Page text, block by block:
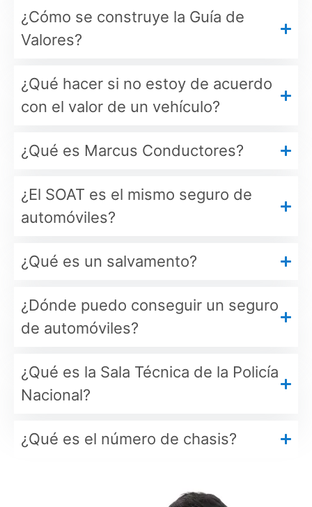
¿Cómo se construye la Guía de
Valores?
¿Qué hacer si no estoy de acuerdo
con el valor de un vehículo?
¿Qué es Marcus Conductores?
¿El SOAT es el mismo seguro de
automóviles?
¿Qué es un salvamento?
¿Dónde puedo conseguir un seguro
de automóviles?
¿Qué es la Sala Técnica de la Policía
Nacional?
¿Qué es el número de chasis?